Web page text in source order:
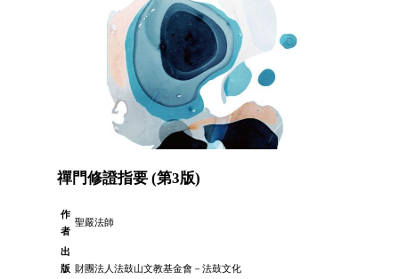
禪門修證指要 (第3版)
作
者
聖嚴法師
出
版 財團法人法鼓山文教基金會－法鼓文化